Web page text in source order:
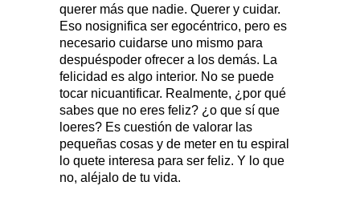
querer más que nadie. Querer y cuidar.
Eso nosignifica ser egocéntrico, pero es
necesario cuidarse uno mismo para
despuéspoder ofrecer a los demás. La
felicidad es algo interior. No se puede
tocar nicuantificar. Realmente, ¿por qué
sabes que no eres feliz? ¿o que sí que
loeres? Es cuestión de valorar las
pequeñas cosas y de meter en tu espiral
lo quete interesa para ser feliz. Y lo que
no, aléjalo de tu vida.